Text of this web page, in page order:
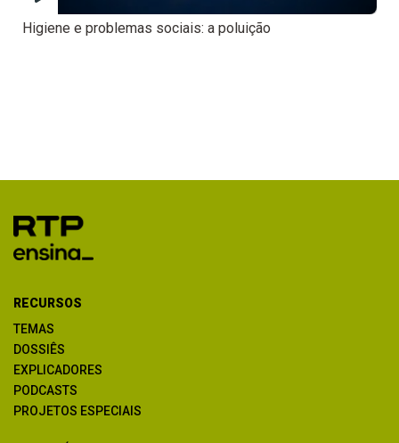
Higiene e problemas sociais: a poluição
RECURSOS
TEMAS
DOSSIÊS
EXPLICADORES
PODCASTS
PROJETOS ESPECIAIS